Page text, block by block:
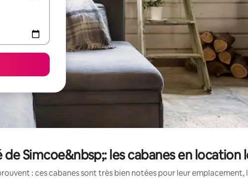
Simcoe&nbsp;: les cabanes en location
: ces cabanes sont très bien notées pour leur